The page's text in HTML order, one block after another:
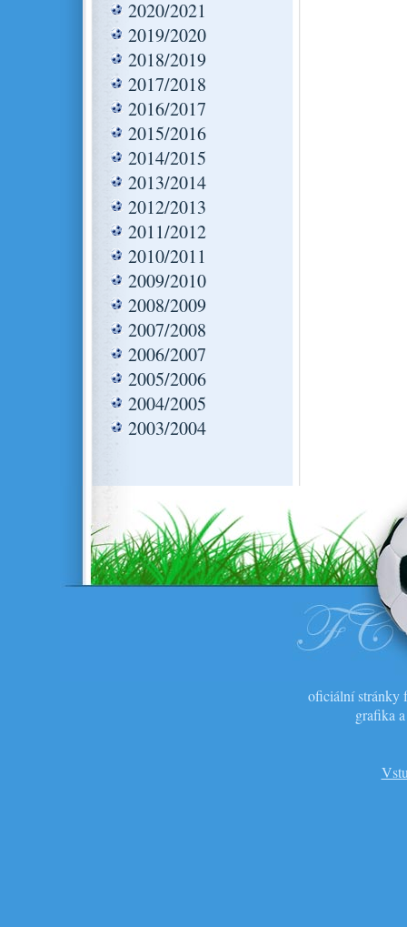
2020/2021
2019/2020
2018/2019
2017/2018
2016/2017
2015/2016
2014/2015
2013/2014
2012/2013
2011/2012
2010/2011
2009/2010
2008/2009
2007/2008
2006/2007
2005/2006
2004/2005
2003/2004
oficiální stránky
grafika